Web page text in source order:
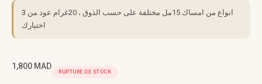
3 انواع من امساك 15مل مختلفة على حسب الذوق ، 20غرام عود من
اختيارك
1,800 MAD
RUPTURE DE STOCK